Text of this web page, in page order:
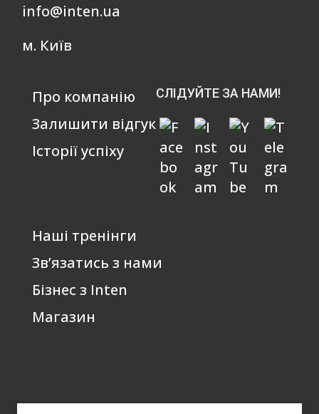
info@inten.ua
м. Київ
Про компанію
Залишити відгук
Історії успіху
СЛІДУЙТЕ ЗА НАМИ!
Наші тренінги
Зв’язатись з нами
Бізнес з Inten
Магазин